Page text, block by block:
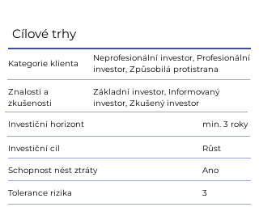
Cílové trhy
Kategorie klienta
Neprofesionální investor, Profesionální
investor, Způsobilá protistrana
Znalosti a
zkušenosti
Základní investor, Informovaný
investor, Zkušený investor
Investiční horizont
min. 3 roky
Investiční cíl Růst
Schopnost nést ztráty Ano
Tolerance rizika 3